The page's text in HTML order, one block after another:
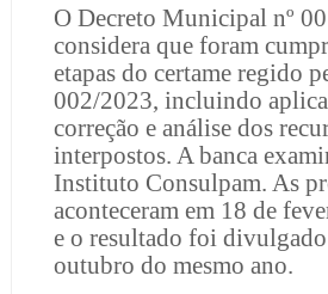
O Decreto Municipal nº
considera que foram
etapas do certame regido
002/2023, incluindo
correção e análise dos
interpostos. A banca
Instituto Consulpam. As
aconteceram em 18 de
e o resultado foi
outubro do mesmo ano.